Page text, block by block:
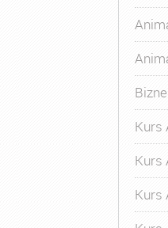
Kurs
Kurs
Kurs